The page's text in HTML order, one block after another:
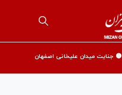
🟡 جنایت میدان علیخانی اصفهان